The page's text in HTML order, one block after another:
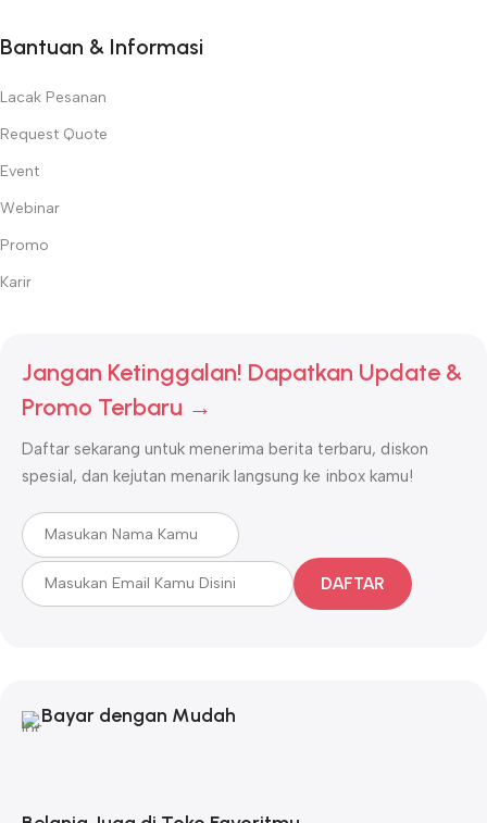
Bantuan & Informasi
Lacak Pesanan
Request Quote
Event
Webinar
Promo
Karir
Jangan Ketinggalan! Dapatkan Update &
Promo Terbaru →
Daftar sekarang untuk menerima berita terbaru, diskon
spesial, dan kejutan menarik langsung ke inbox kamu!
DAFTAR
Bayar dengan Mudah